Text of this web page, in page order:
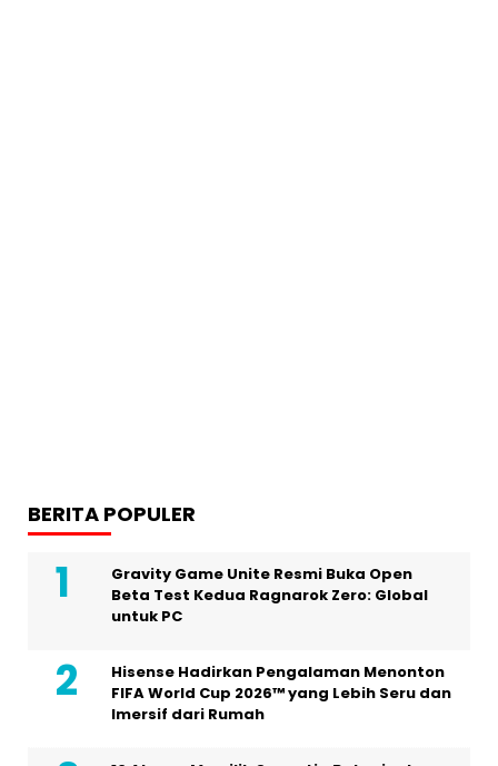
BERITA POPULER
Gravity Game Unite Resmi Buka Open
Beta Test Kedua Ragnarok Zero: Global
untuk PC
Hisense Hadirkan Pengalaman Menonton
FIFA World Cup 2026™ yang Lebih Seru dan
Imersif dari Rumah